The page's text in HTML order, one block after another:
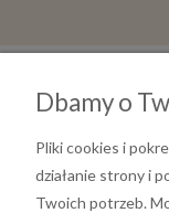
Dbamy o
Pliki cookies i
działanie strony i
Twoich potrzeb.